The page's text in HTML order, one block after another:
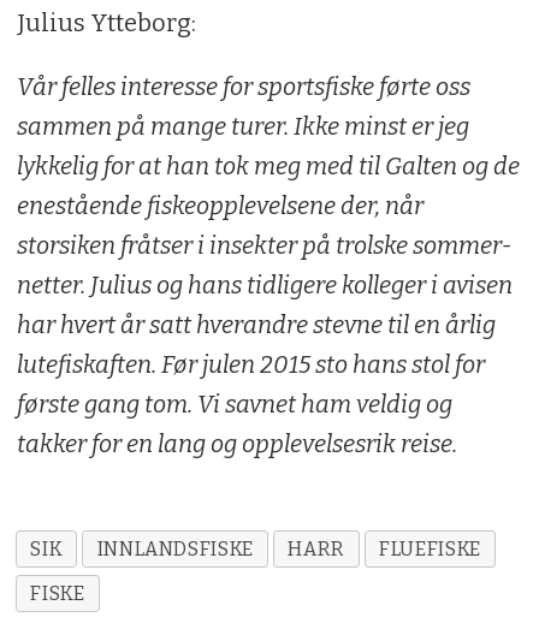
Julius Ytteborg:
Vår felles interesse for sportsfiske førte oss
sammen på mange turer. Ikke minst er jeg
lykkelig for at han tok meg med til Galten og de
enestående fiskeopplevelsene der, når
storsiken fråtser i insekter på trolske sommer-
netter. Julius og hans tidligere kolleger i avisen
har hvert år satt hverandre stevne til en årlig
lutefiskaften. Før julen 2015 sto hans stol for
første gang tom. Vi savnet ham veldig og
takker for en lang og opplevelsesrik reise.
SIK INNLANDSFISKE HARR
FLUEFISKE
FISKE